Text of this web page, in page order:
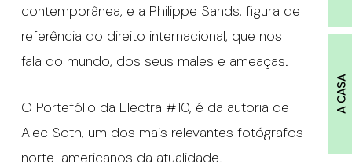
A CASA
contemporânea, e a Philippe Sands, figura de
referência do direito internacional, que nos
fala do mundo, dos seus males e ameaças.
O Portefólio da Electra #10, é da autoria de
Alec Soth, um dos mais relevantes fotógrafos
norte-americanos da atualidade.